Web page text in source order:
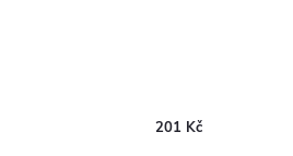
201 Kč